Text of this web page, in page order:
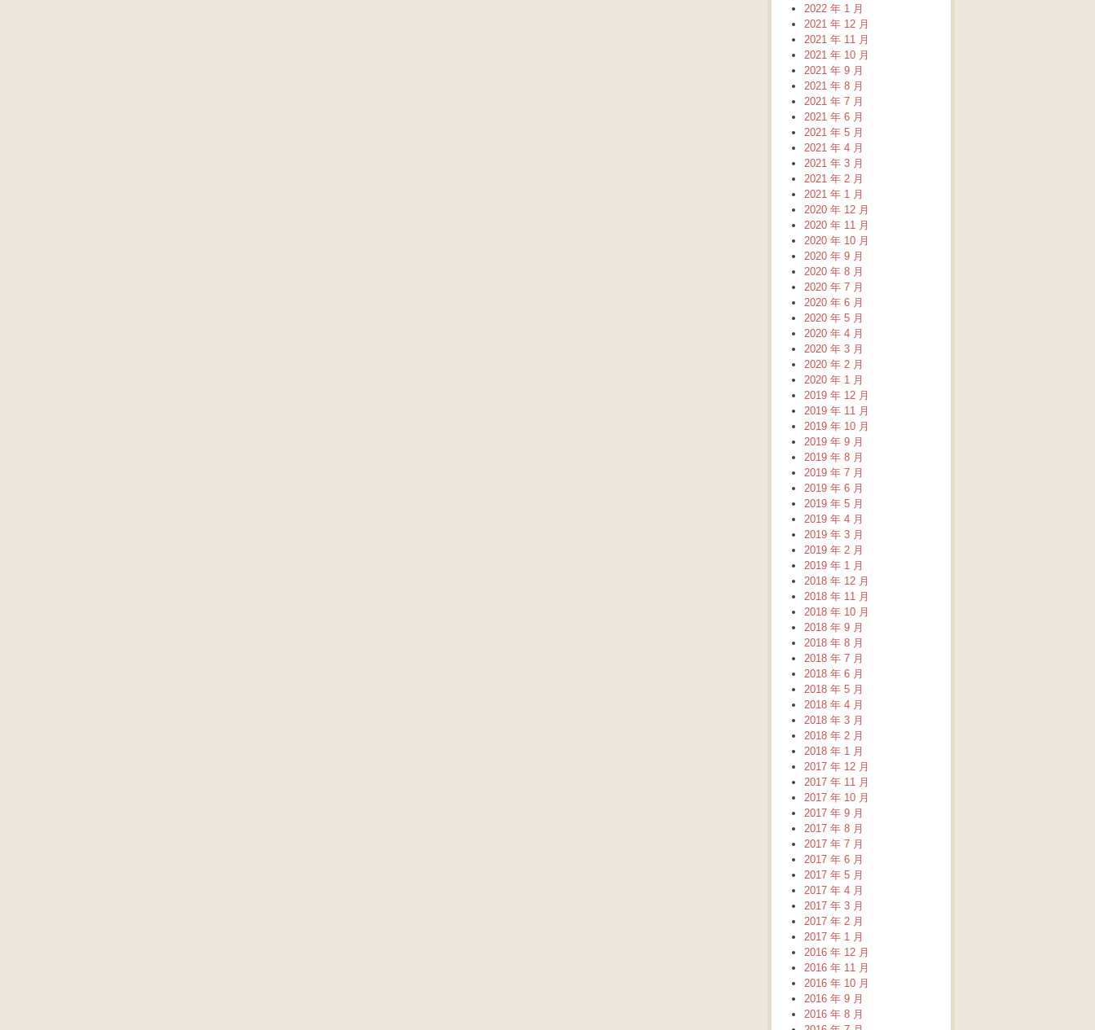
2022 年 1 月
2021 年 12 月
2021 年 11 月
2021 年 10 月
2021 年 9 月
2021 年 8 月
2021 年 7 月
2021 年 6 月
2021 年 5 月
2021 年 4 月
2021 年 3 月
2021 年 2 月
2021 年 1 月
2020 年 12 月
2020 年 11 月
2020 年 10 月
2020 年 9 月
2020 年 8 月
2020 年 7 月
2020 年 6 月
2020 年 5 月
2020 年 4 月
2020 年 3 月
2020 年 2 月
2020 年 1 月
2019 年 12 月
2019 年 11 月
2019 年 10 月
2019 年 9 月
2019 年 8 月
2019 年 7 月
2019 年 6 月
2019 年 5 月
2019 年 4 月
2019 年 3 月
2019 年 2 月
2019 年 1 月
2018 年 12 月
2018 年 11 月
2018 年 10 月
2018 年 9 月
2018 年 8 月
2018 年 7 月
2018 年 6 月
2018 年 5 月
2018 年 4 月
2018 年 3 月
2018 年 2 月
2018 年 1 月
2017 年 12 月
2017 年 11 月
2017 年 10 月
2017 年 9 月
2017 年 8 月
2017 年 7 月
2017 年 6 月
2017 年 5 月
2017 年 4 月
2017 年 3 月
2017 年 2 月
2017 年 1 月
2016 年 12 月
2016 年 11 月
2016 年 10 月
2016 年 9 月
2016 年 8 月